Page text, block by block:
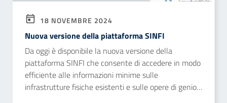
18 NOVEMBRE 2024
Nuova versione della piattaforma SINFI
Da oggi è disponibile la nuova versione della
piattaforma SINFI che consente di accedere in modo
efficiente alle informazioni minime sulle
infrastrutture fisiche esistenti e sulle opere di genio